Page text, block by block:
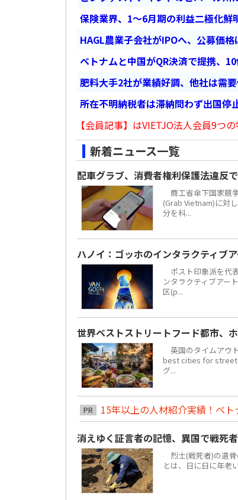
保険業界、1～6月期の利益二極化
HAGL農業子会社がIPOへ、公募価
ベトナムと中国がQR決済で提携、
肥料大手2社が業績好調、他社は需
所在不明納税者は滞納問わず出国停
【会員記事】はVIETJO法人会員9つ
新着ニュース一覧
配車グラブ、消費者権利保護法違反
商工省傘下国家競
(Grab Vietnam)に対
分を科...
ハノイ：ゴッホのインタラクティブ
ポスト印象派を代
ンタラクティブアー
区(p...
世界ベストストリートフード都市、
英国のタイムアウ
best cities for street
グ...
PR
15年以上の人材紹介実績！ベト
消えゆく証言者の記憶、異国で戦死
烈士(戦死者)の遺
とは、日に日に年老